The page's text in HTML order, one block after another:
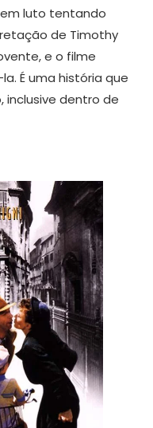
luto tentando
de Timothy
e o filme
É uma história que
inclusive dentro de